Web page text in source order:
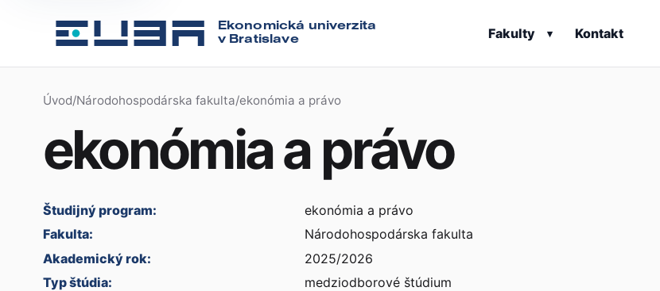
Ekonomická univerzita
v Bratislave
Fakulty ▾ Kontakt
Úvod/Národohospodárska fakulta/ekonómia a právo
ekonómia a právo
Študijný program:
ekonómia a právo
Fakulta:
Národohospodárska fakulta
Akademický rok:
2025/2026
Typ štúdia:
medziodborové štúdium